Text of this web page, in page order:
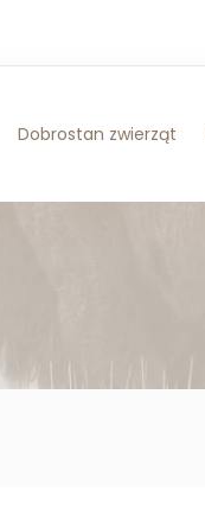
Dobrostan zwierząt